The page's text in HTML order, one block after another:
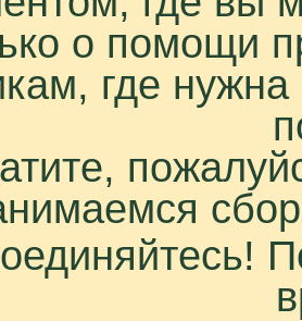
о помощи
где